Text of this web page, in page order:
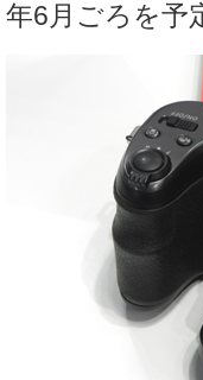
年6月ごろを予